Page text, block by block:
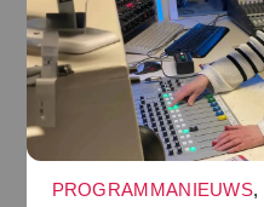
PROGRAMMANIEUWS,